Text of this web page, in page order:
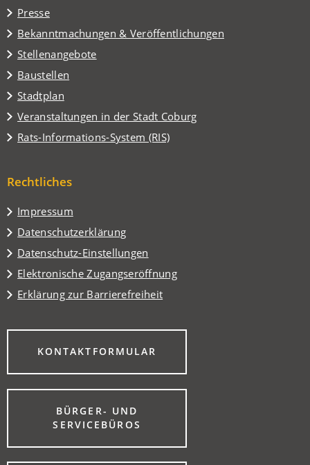
neuen
Tab)
Presse
Bekanntmachungen & Veröffentlichungen
Stellenangebote
Baustellen
Stadtplan
(Öffnet
in
einem
neuen
Veranstaltungen in der Stadt Coburg
(Öffnet
in
einem
Tab)
Rats-Informations-System (RIS)
(Öffnet
neuen
Rechtliches
Impressum
Datenschutzerklärung
Datenschutz-Einstellungen
Elektronische Zugangseröffnung
Erklärung zur Barrierefreiheit
KONTAKTFORMULAR
(ÖFFNET
NEUEN
BÜRGER- UND
SERVICEBÜROS
(ÖFFNET
EINEM